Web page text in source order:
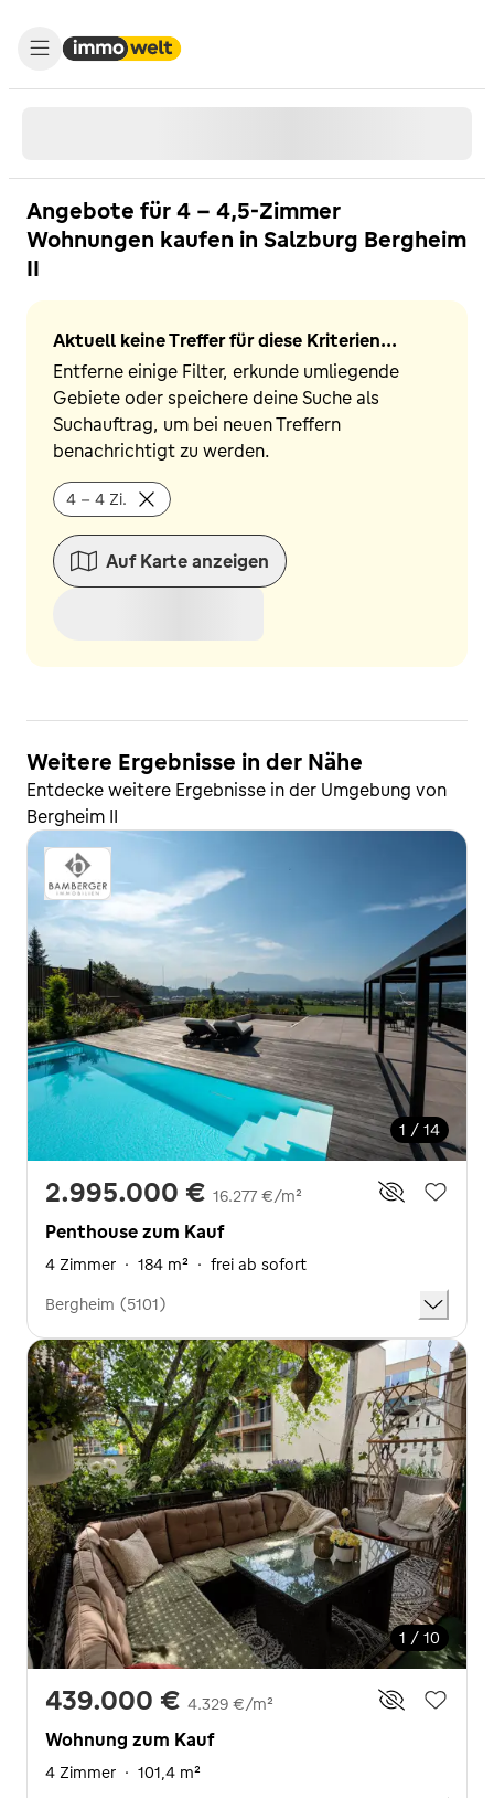
Angebote für 4 - 4,5-Zimmer
Wohnungen kaufen in Salzburg Bergheim
II
Aktuell keine Treffer für diese Kriterien...
Entferne einige Filter, erkunde umliegende
Gebiete oder speichere deine Suche als
Suchauftrag, um bei neuen Treffern
benachrichtigt zu werden.
4 - 4 Zi.
Auf Karte anzeigen
Weitere Ergebnisse in der Nähe
Entdecke weitere Ergebnisse in der Umgebung von
Bergheim II
1 / 14
2.995.000 € 16.277 €/m²
Penthouse zum Kauf
4 Zimmer · 184 m² · frei ab sofort
Bergheim (5101)
1 / 10
439.000 € 4.329 €/m²
Wohnung zum Kauf
4 Zimmer · 101,4 m²